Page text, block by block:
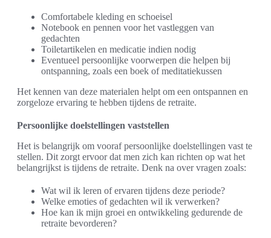
Comfortabele kleding en schoeisel
Notebook en pennen voor het vastleggen van
gedachten
Toiletartikelen en medicatie indien nodig
Eventueel persoonlijke voorwerpen die helpen bij
ontspanning, zoals een boek of meditatiekussen
Het kennen van deze materialen helpt om een ontspannen en
zorgeloze ervaring te hebben tijdens de retraite.
Persoonlijke doelstellingen vaststellen
Het is belangrijk om vooraf persoonlijke doelstellingen vast te
stellen. Dit zorgt ervoor dat men zich kan richten op wat het
belangrijkst is tijdens de retraite. Denk na over vragen zoals:
Wat wil ik leren of ervaren tijdens deze periode?
Welke emoties of gedachten wil ik verwerken?
Hoe kan ik mijn groei en ontwikkeling gedurende de
retraite bevorderen?